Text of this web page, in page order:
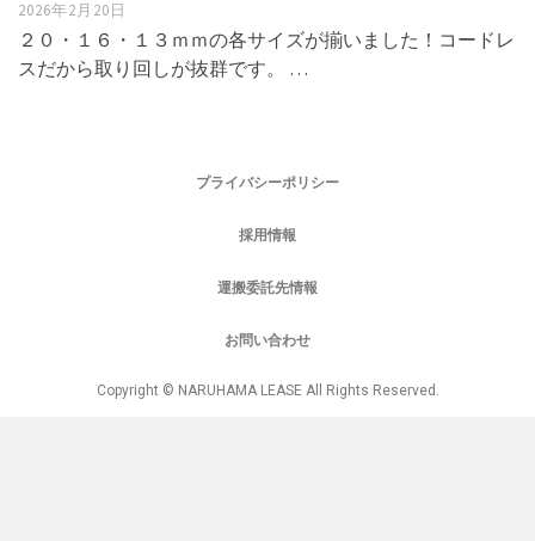
2026年2月20日
２０・１６・１３ｍｍの各サイズが揃いました！コードレ
スだから取り回しが抜群です。 …
プライバシーポリシー
採用情報
運搬委託先情報
お問い合わせ
Copyright © NARUHAMA LEASE All Rights Reserved.